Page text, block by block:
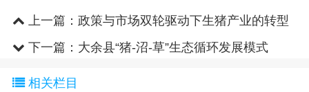
上一篇： 政策与市场双轮驱动下生猪产业的转型
之路下一篇： 大余县“猪-沼-草”生态循环发展模式
相关栏目